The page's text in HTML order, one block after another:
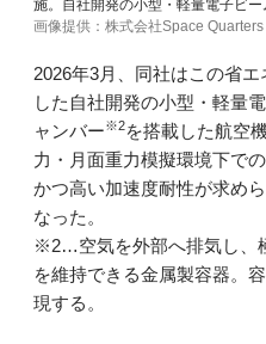
施。自社開発の小型・軽量電子ビ
画像提供：株式会社Space Quarters
2026年3月、同社はこの省
した自社開発の小型・軽量
ャンバー※2を搭載した航空
力・月面重力模擬環境下で
かつ高い加速度耐性が求め
なった。
※2…空気を外部へ排気し、
を維持できる金属製容器。
現する。